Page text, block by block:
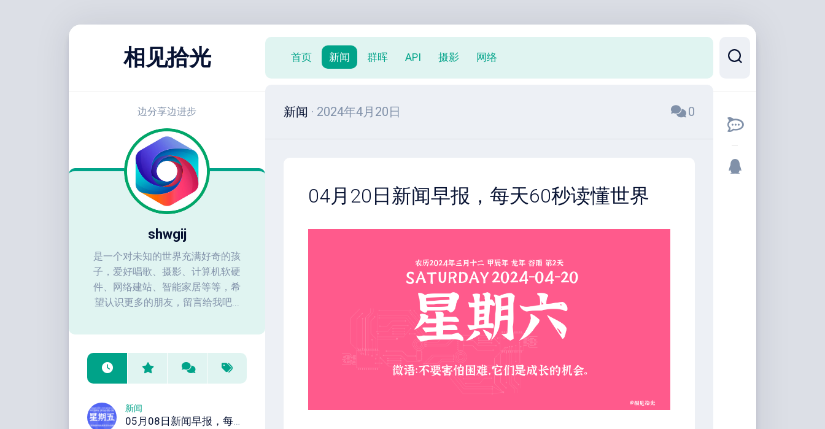
相见拾光
边分享边进步
shwgij
是一个对未知的世界充满好奇的孩
子，爱好唱歌、摄影、计算机软硬
件、网络建站、智能家居等等，希
望认识更多的朋友，留言给我吧...
新闻
05月08日新闻早报，每天60秒读懂全世界！
首页 新闻 群晖 API 摄影 网络
新闻 · 2024年4月20日 0
04月20日新闻早报，每天60秒读懂世界